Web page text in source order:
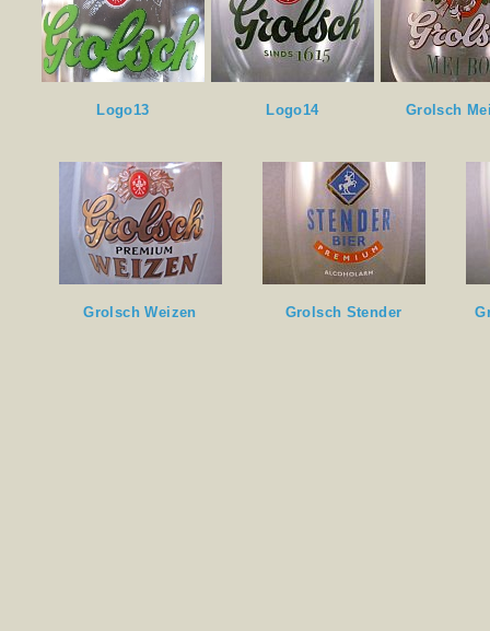
Logo13 Logo14 Grolsch
Grolsch Weizen Grolsch Stender